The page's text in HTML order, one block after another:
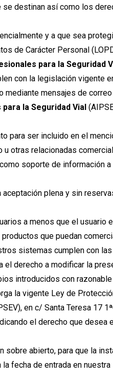
destinan así como los
y a que sea
de Carácter Personal
para la Seguridad
con la legislación vigente
mensajes de
la Seguridad Vial
ser incluido en el
otras relacionadas
soporte de información
plena y sin
a menos que el usuario
que puedan
sistemas cumplen con
el derecho a modificar la
introducidos con
la vigente Ley de
en c/ Santa Teresa 17
el derecho que desea
abierto, para que la
fecha de entrada en